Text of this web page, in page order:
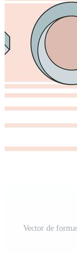
Vector de